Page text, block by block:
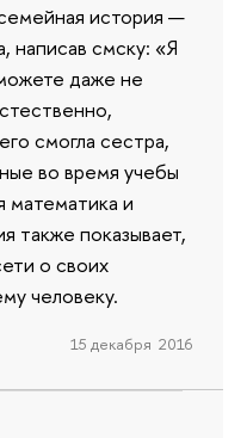
история —
написав смску: «Я
даже не
смогла сестра,
во время учебы
математика и
также показывает,
о своих
человеку.
15 декабря 2016